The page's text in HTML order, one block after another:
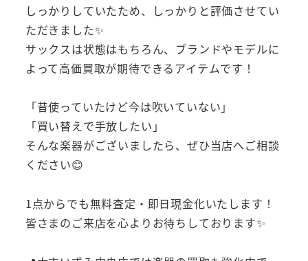
しっかりしていたため、しっかりと評価させてい
ただきました✨
サックスは状態はもちろん、ブランドやモデルに
よって高価買取が期待できるアイテムです！
「昔使っていたけど今は吹いていない」
「買い替えで手放したい」
そんな楽器がございましたら、ぜひ当店へご相談
ください😊
1点からでも無料査定・即日現金化いたします！
皆さまのご来店を心よりお待ちしております✨